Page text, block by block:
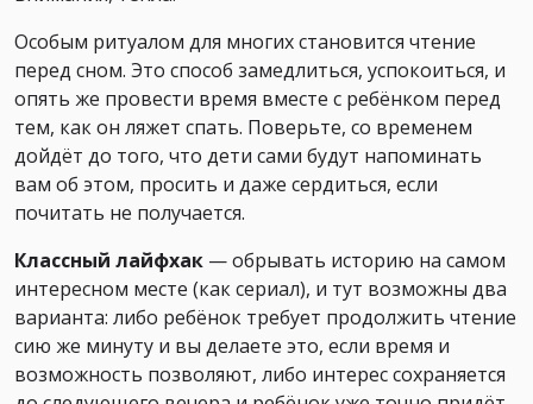
Особым ритуалом для многих становится чтение
перед сном. Это способ замедлиться, успокоиться, и
опять же провести время вместе с ребёнком перед
тем, как он ляжет спать. Поверьте, со временем
дойдёт до того, что дети сами будут напоминать
вам об этом, просить и даже сердиться, если
почитать не получается.
Классный лайфхак — обрывать историю на самом
интересном месте (как сериал), и тут возможны два
варианта: либо ребёнок требует продолжить чтение
сию же минуту и вы делаете это, если время и
возможность позволяют, либо интерес сохраняется